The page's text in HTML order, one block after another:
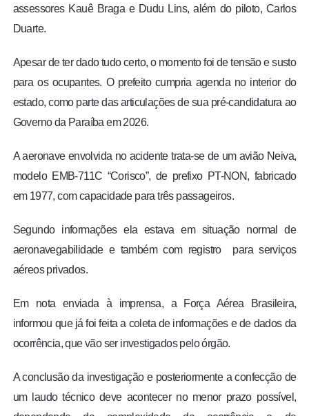
assessores Kauê Braga e Dudu Lins, além do piloto, Carlos
Duarte.
Apesar de ter dado tudo certo, o momento foi de tensão e susto
para os ocupantes. O prefeito cumpria agenda no interior do
estado, como parte das articulações de sua pré-candidatura ao
Governo da Paraíba em 2026.
A aeronave envolvida no acidente trata-se de um avião Neiva,
modelo EMB-711C “Corisco”, de prefixo PT-NON, fabricado
em 1977, com capacidade para três passageiros.
Segundo informações ela estava em situação normal de
aeronavegabilidade e também com registro para serviços
aéreos privados.
Em nota enviada à imprensa, a Força Aérea Brasileira,
informou que já foi feita a coleta de informações e de dados da
ocorrência, que vão ser investigados pelo órgão.
A conclusão da investigação e posteriormente a confecção de
um laudo técnico deve acontecer no menor prazo possível,